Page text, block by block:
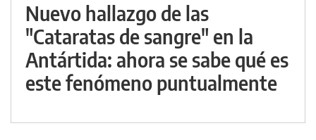
Nuevo hallazgo de las
"Cataratas de sangre" en la
Antártida: ahora se sabe qué es
este fenómeno puntualmente